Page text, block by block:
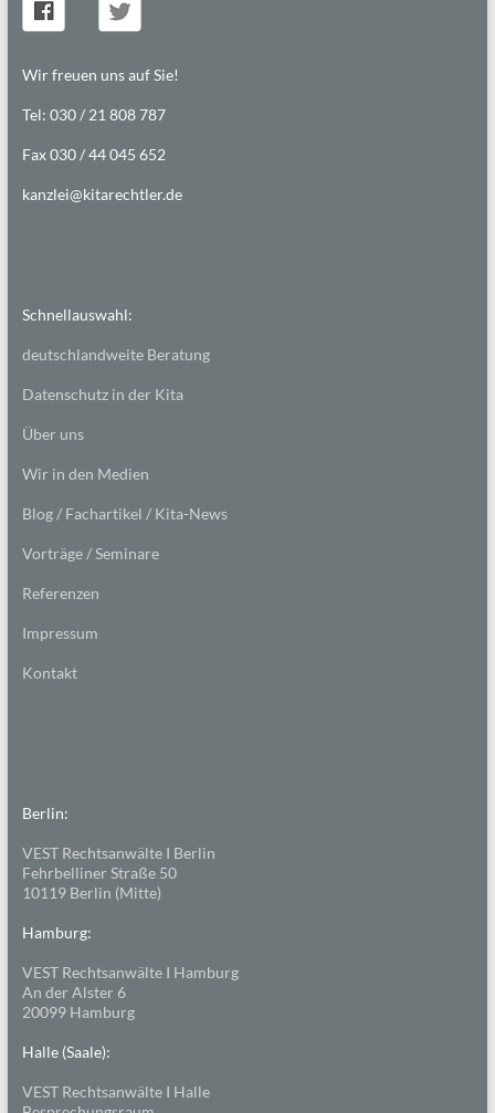
Wir freuen uns auf Sie!
Tel: 030 / 21 808 787
Fax 030 / 44 045 652
kanzlei@kitarechtler.de
Schnellauswahl:
deutschlandweite Beratung
Datenschutz in der Kita
Über uns
Wir in den Medien
Blog / Fachartikel / Kita-News
Vorträge / Seminare
Referenzen
Impressum
Kontakt
Berlin:
VEST Rechtsanwälte I Berlin
Fehrbelliner Straße 50
10119 Berlin (Mitte)
Hamburg:
VEST Rechtsanwälte I Hamburg
An der Alster 6
20099 Hamburg
Halle (Saale):
VEST Rechtsanwälte I Halle